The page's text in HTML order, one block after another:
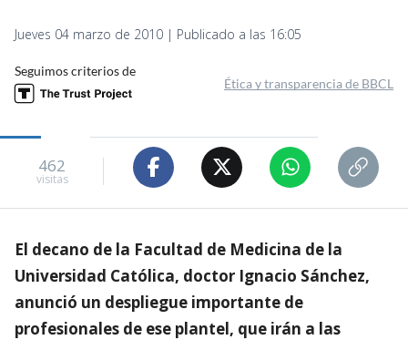
Jueves 04 marzo de 2010 | Publicado a las 16:05
Seguimos criterios de
Ética y transparencia de BBCL
462
visitas
El decano de la Facultad de Medicina de la
Universidad Católica, doctor Ignacio Sánchez,
anunció un despliegue importante de
profesionales de ese plantel, que irán a las